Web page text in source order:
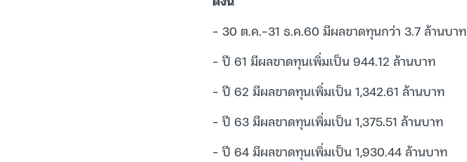
– 30 ต.ค.-31 ธ.ค.60 มีผลขาดทุนกว่า 3.7 ล้านบาท
– ปี 61 มีผลขาดทุนเพิ่มเป็น 944.12 ล้านบาท
– ปี 62 มีผลขาดทุนเพิ่มเป็น 1,342.61 ล้านบาท
– ปี 63 มีผลขาดทุนเพิ่มเป็น 1,375.51 ล้านบาท
– ปี 64 มีผลขาดทุนเพิ่มเป็น 1,930.44 ล้านบาท